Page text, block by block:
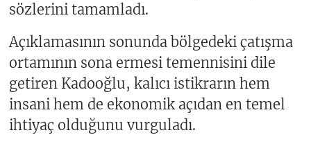
sözlerini tamamladı.
Açıklamasının sonunda bölgedeki çatışma
ortamının sona ermesi temennisini dile
getiren Kadooğlu, kalıcı istikrarın hem
insani hem de ekonomik açıdan en temel
ihtiyaç olduğunu vurguladı.